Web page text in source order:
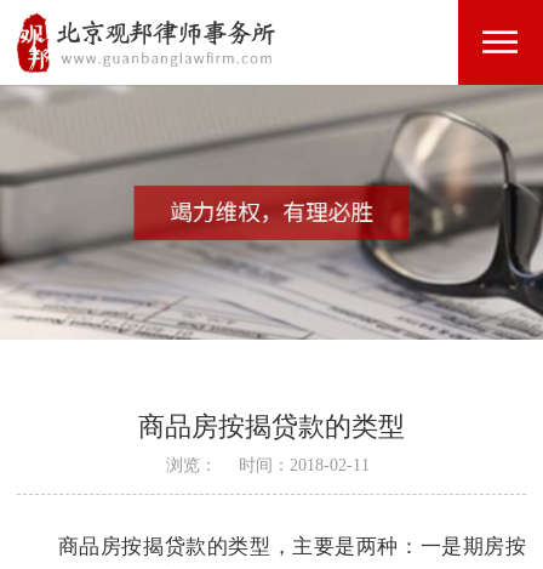
商品房按揭贷款的类型
浏览： 时间：2018-02-11
商品房按揭贷款的类型，主要是两种：一是期房按